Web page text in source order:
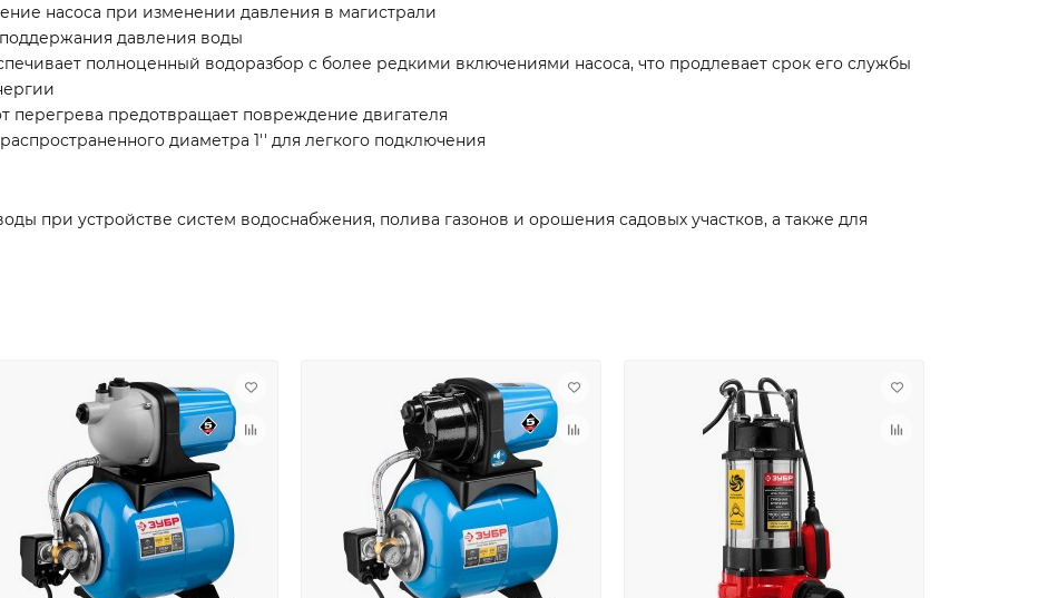
насоса при изменении давления в магистрали
давления воды
полноценный водоразбор с более редкими включениями насоса, что продлевает срок его службы
перегрева предотвращает повреждение двигателя
диаметра 1'' для легкого подключения
при устройстве систем водоснабжения, полива газонов и орошения садовых участков, а также для